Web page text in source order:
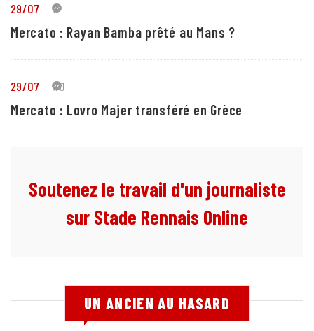
29/07 1
Mercato : Rayan Bamba prêté au Mans ?
29/07 10
Mercato : Lovro Majer transféré en Grèce
Soutenez le travail d'un journaliste
sur Stade Rennais Online
UN ANCIEN AU HASARD